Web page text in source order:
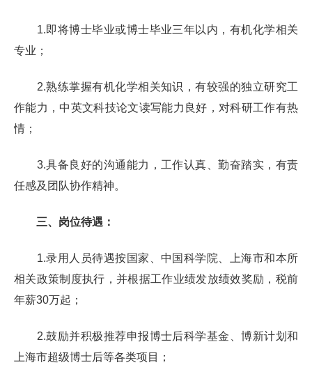
1.即将博士毕业或博士毕业三年以内，有机化学相关
专业；
2.熟练掌握有机化学相关知识，有较强的独立研究工
作能力，中英文科技论文读写能力良好，对科研工作有热
情；
3.具备良好的沟通能力，工作认真、勤奋踏实，有责
任感及团队协作精神。
三、岗位待遇：
1.录用人员待遇按国家、中国科学院、上海市和本所
相关政策制度执行，并根据工作业绩发放绩效奖励，税前
年薪30万起；
2.鼓励并积极推荐申报博士后科学基金、博新计划和
上海市超级博士后等各类项目；